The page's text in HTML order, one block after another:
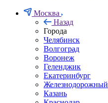
Москва
Назад
Города
Челябинск
Волгоград
Воронеж
Геленджик
Екатеринбург
Железнодорожный
Казань